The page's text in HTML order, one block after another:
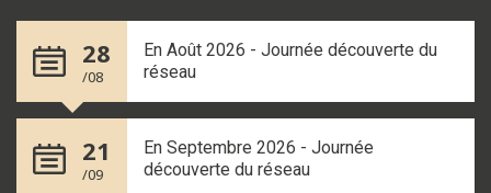
28
/08
En Août 2026 - Journée découverte du
réseau
21
/09
En Septembre 2026 - Journée
découverte du réseau